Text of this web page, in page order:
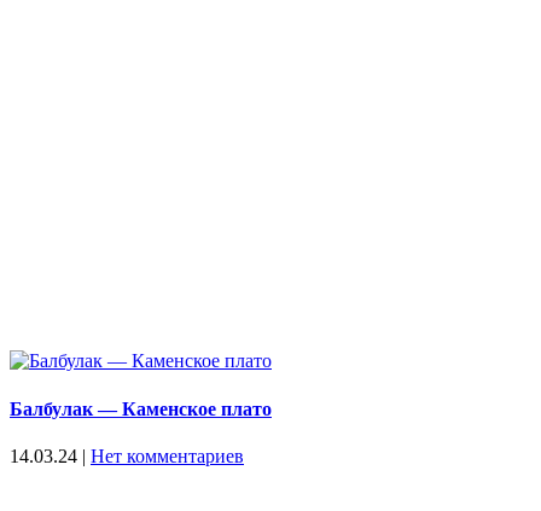
Балбулак — Каменское плато
14.03.24 | Нет комментариев